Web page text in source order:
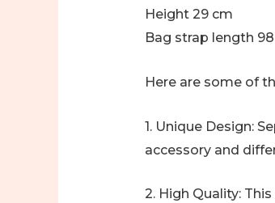
Height 29 cm
Bag strap length
Here are some of
1. Unique Design:
accessory and
2. High Quality: